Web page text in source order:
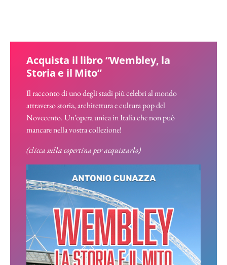
Acquista il libro “Wembley, la
Storia e il Mito”
Il racconto di uno degli stadi più celebri al mondo
attraverso storia, architettura e cultura pop del
Novecento. Un’opera unica in Italia che non può
mancare nella vostra collezione!
(clicca sulla copertina per acquistarlo)